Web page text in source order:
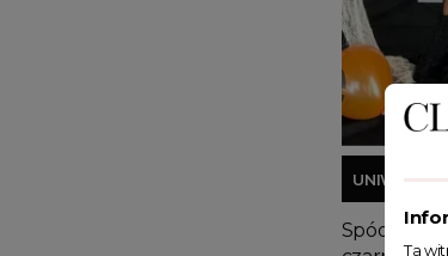
Spódnica
Ta